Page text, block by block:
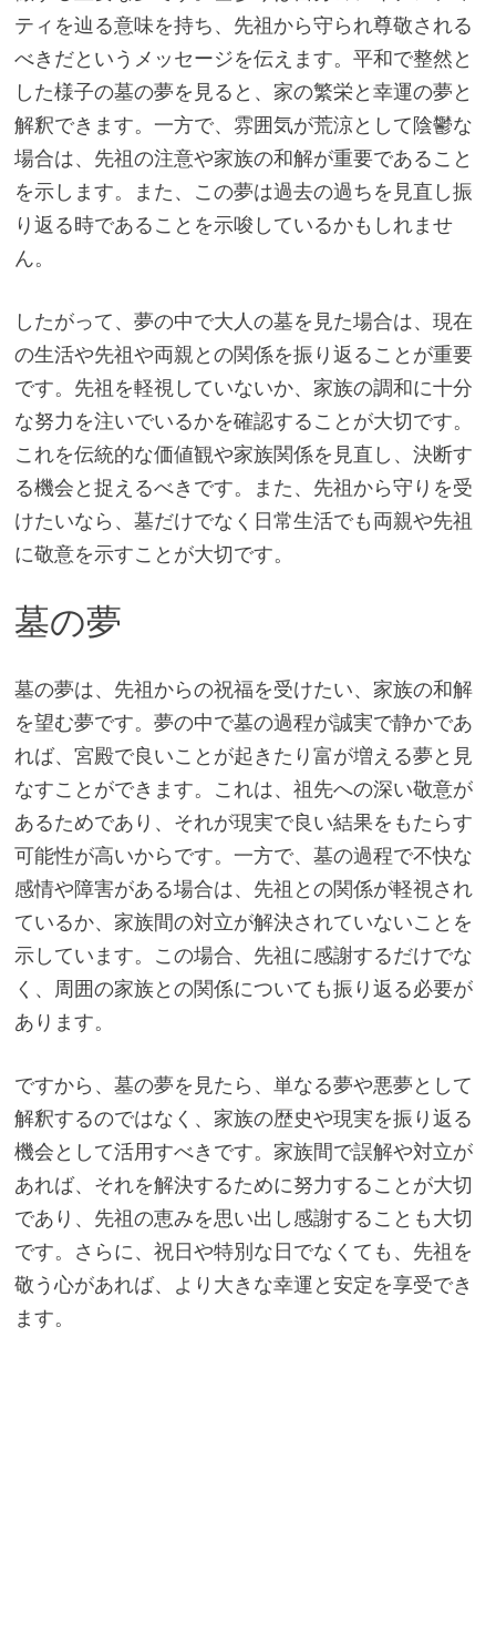
ティを辿る意味を持ち、先祖から守られ尊敬される
べきだというメッセージを伝えます。平和で整然と
した様子の墓の夢を見ると、家の繁栄と幸運の夢と
解釈できます。一方で、雰囲気が荒涼として陰鬱な
場合は、先祖の注意や家族の和解が重要であること
を示します。また、この夢は過去の過ちを見直し振
り返る時であることを示唆しているかもしれませ
ん。
したがって、夢の中で大人の墓を見た場合は、現在
の生活や先祖や両親との関係を振り返ることが重要
です。先祖を軽視していないか、家族の調和に十分
な努力を注いでいるかを確認することが大切です。
これを伝統的な価値観や家族関係を見直し、決断す
る機会と捉えるべきです。また、先祖から守りを受
けたいなら、墓だけでなく日常生活でも両親や先祖
に敬意を示すことが大切です。
墓の夢
墓の夢は、先祖からの祝福を受けたい、家族の和解
を望む夢です。夢の中で墓の過程が誠実で静かであ
れば、宮殿で良いことが起きたり富が増える夢と見
なすことができます。これは、祖先への深い敬意が
あるためであり、それが現実で良い結果をもたらす
可能性が高いからです。一方で、墓の過程で不快な
感情や障害がある場合は、先祖との関係が軽視され
ているか、家族間の対立が解決されていないことを
示しています。この場合、先祖に感謝するだけでな
く、周囲の家族との関係についても振り返る必要が
あります。
ですから、墓の夢を見たら、単なる夢や悪夢として
解釈するのではなく、家族の歴史や現実を振り返る
機会として活用すべきです。家族間で誤解や対立が
あれば、それを解決するために努力することが大切
であり、先祖の恵みを思い出し感謝することも大切
です。さらに、祝日や特別な日でなくても、先祖を
敬う心があれば、より大きな幸運と安定を享受でき
ます。